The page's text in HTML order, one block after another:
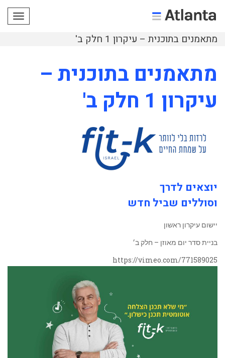
מתאמנים בתוכנית – עיקרון 1 חלק ב'
מתאמנים בתוכנית –
עיקרון 1 חלק ב'
יוצאים לדרך
וסוללים שביל חדש
יישום עיקרון ראשון
בניית סדר יום מאוזן – חלק ב׳
https://vimeo.com/771589025